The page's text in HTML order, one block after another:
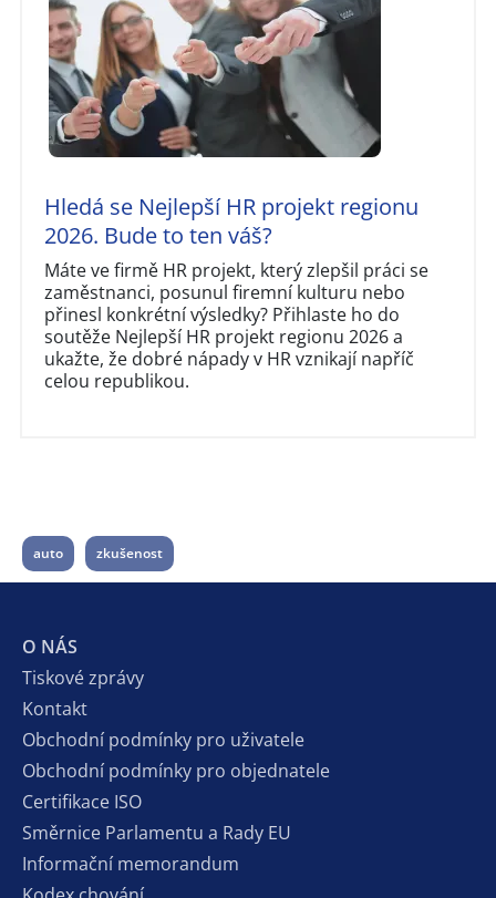
Hledá se Nejlepší HR projekt regionu
2026. Bude to ten váš?
Máte ve firmě HR projekt, který zlepšil práci se
zaměstnanci, posunul firemní kulturu nebo
přinesl konkrétní výsledky? Přihlaste ho do
soutěže Nejlepší HR projekt regionu 2026 a
ukažte, že dobré nápady v HR vznikají napříč
celou republikou.
auto zkušenost
O NÁS
Tiskové zprávy
Kontakt
Obchodní podmínky pro uživatele
Obchodní podmínky pro objednatele
Certifikace ISO
Směrnice Parlamentu a Rady EU
Informační memorandum